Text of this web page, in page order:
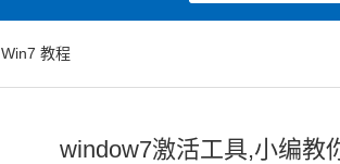
Win7 教程
window7激活工具,小编教